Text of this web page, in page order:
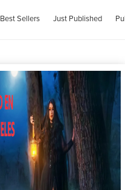
Best Sellers Just Published